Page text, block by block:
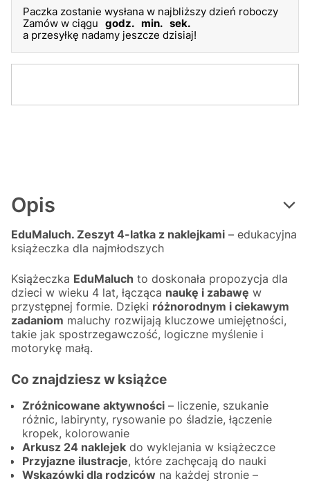
Paczka zostanie wysłana w najbliższy dzień roboczy
Zamów w ciągu godz. min. sek.
a przesyłkę nadamy jeszcze dzisiaj!
Opis
EduMaluch. Zeszyt 4-latka z naklejkami – edukacyjna
książeczka dla najmłodszych
Książeczka EduMaluch to doskonała propozycja dla
dzieci w wieku 4 lat, łącząca naukę i zabawę w
przystępnej formie. Dzięki różnorodnym i ciekawym
zadaniom maluchy rozwijają kluczowe umiejętności,
takie jak spostrzegawczość, logiczne myślenie i
motorykę małą.
Co znajdziesz w książce
Zróżnicowane aktywności – liczenie, szukanie
różnic, labirynty, rysowanie po śladzie, łączenie
kropek, kolorowanie
Arkusz 24 naklejek do wyklejania w książeczce
Przyjazne ilustracje, które zachęcają do nauki
Wskazówki dla rodziców na każdej stronie –